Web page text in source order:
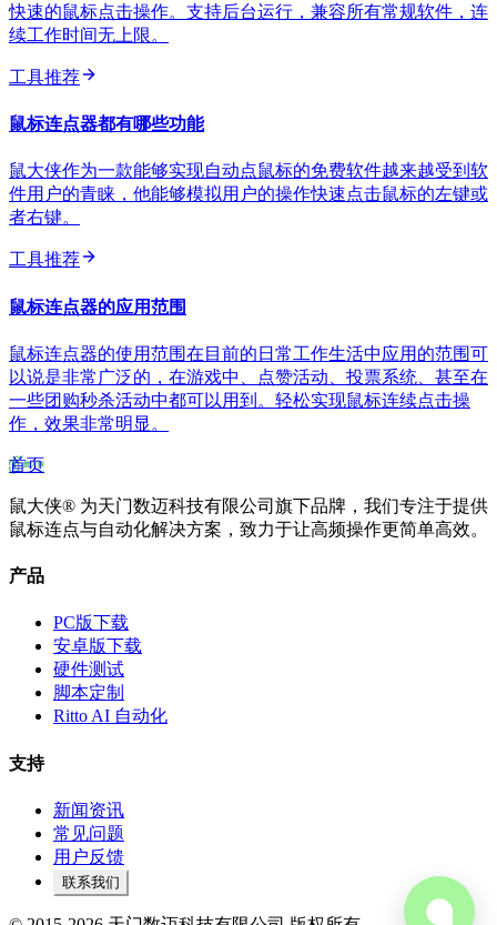
快速的鼠标点击操作。支持后台运行，兼容所有常规软件，连
续工作时间无上限。
工具推荐
鼠标连点器都有哪些功能
鼠大侠作为一款能够实现自动点鼠标的免费软件越来越受到软
件用户的青睐，他能够模拟用户的操作快速点击鼠标的左键或
者右键。
工具推荐
鼠标连点器的应用范围
鼠标连点器的使用范围在目前的日常工作生活中应用的范围可
以说是非常广泛的，在游戏中、点赞活动、投票系统、甚至在
一些团购秒杀活动中都可以用到。轻松实现鼠标连续点击操
作，效果非常明显。
首页
鼠大侠® 为天门数迈科技有限公司旗下品牌，我们专注于提供
鼠标连点与自动化解决方案，致力于让高频操作更简单高效。
产品
PC版下载
安卓版下载
硬件测试
脚本定制
Ritto AI 自动化
支持
新闻资讯
常见问题
用户反馈
联系我们